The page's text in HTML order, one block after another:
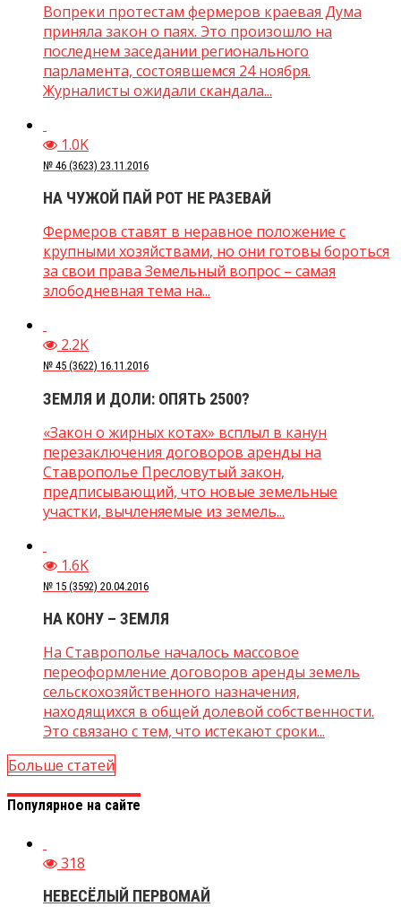
Вопреки протестам фермеров краевая Дума
приняла закон о паях. Это произошло на
последнем заседании регионального
парламента, состоявшемся 24 ноября.
Журналисты ожидали скандала...
1.0K
№ 46 (3623) 23.11.2016
НА ЧУЖОЙ ПАЙ РОТ НЕ РАЗЕВАЙ
Фермеров ставят в неравное положение с
крупными хозяйствами, но они готовы бороться
за свои права Земельный вопрос – самая
злободневная тема на...
2.2K
№ 45 (3622) 16.11.2016
ЗЕМЛЯ И ДОЛИ: ОПЯТЬ 2500?
«Закон о жирных котах» всплыл в канун
перезаключения договоров аренды на
Ставрополье Пресловутый закон,
предписывающий, что новые земельные
участки, вычленяемые из земель...
1.6K
№ 15 (3592) 20.04.2016
НА КОНУ – ЗЕМЛЯ
На Ставрополье началось массовое
переоформление договоров аренды земель
сельскохозяйственного назначения,
находящихся в общей долевой собственности.
Это связано с тем, что истекают сроки...
Больше статей
Популярное на сайте
318
НЕВЕСЁЛЫЙ ПЕРВОМАЙ